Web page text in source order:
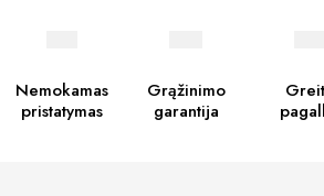
Nemokamas
pristatymas
Grąžinimo
garantija